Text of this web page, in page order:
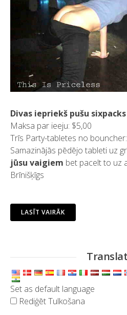
Divas iepriekš pušu sixpacks
Maksa par ieeju: $5,00
Trīs Party-tabletes no
Samazinājās pēdējo tableti uz
jūsu vaigiem bet pacelt to uz
Brīnišķīgs
LASĪT VAIRĀK
Set as default language
Rediģēt Tulkošana